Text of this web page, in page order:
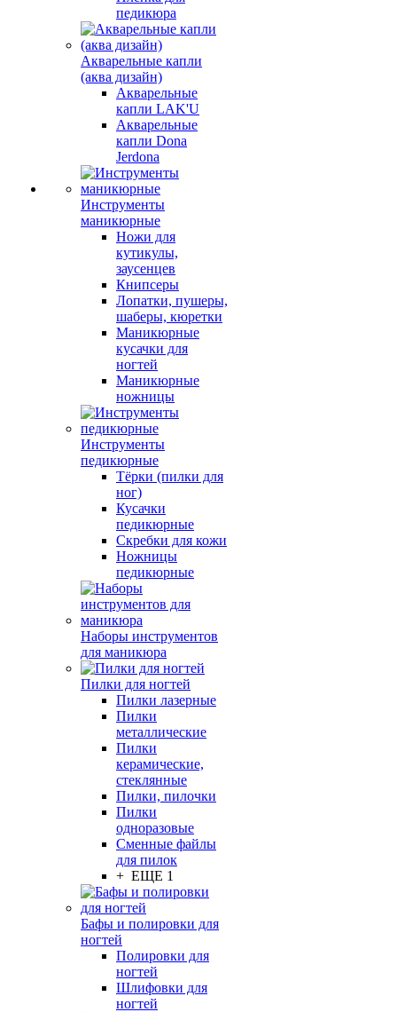
педикюра
Акварельные капли
(аква дизайн)
Акварельные
капли LAK'U
Акварельные
капли Dona
Jerdona
Инструменты
маникюрные
Ножи для
кутикулы,
заусенцев
Книпсеры
Лопатки, пушеры,
шаберы, кюретки
Маникюрные
кусачки для
ногтей
Маникюрные
ножницы
Инструменты
педикюрные
Тёрки (пилки для
ног)
Кусачки
педикюрные
Скребки для кожи
Ножницы
педикюрные
Наборы инструментов
для маникюра
Пилки для ногтей
Пилки лазерные
Пилки
металлические
Пилки
керамические,
стеклянные
Пилки, пилочки
Пилки
одноразовые
Сменные файлы
для пилок
+ ЕЩЕ 1
Бафы и полировки для
ногтей
Полировки для
ногтей
Шлифовки для
ногтей